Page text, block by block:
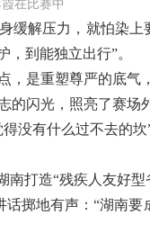
在比赛中
缓解压力，就怕染
到能独立出行”。
是重塑尊严的底气
闪光，照亮了赛场
没有什么过不去的坎”
打造“残疾人友好型
话掷地有声：“湖南要